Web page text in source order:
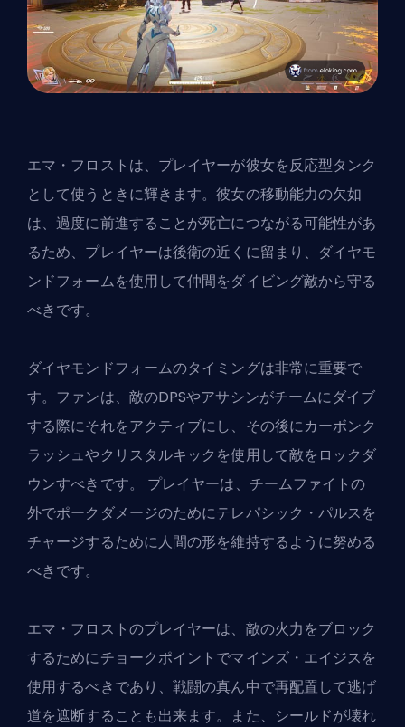
エマ・フロストは、プレイヤーが彼女を反応型タンク
として使うときに輝きます。彼女の移動能力の欠如
は、過度に前進することが死亡につながる可能性があ
るため、プレイヤーは後衛の近くに留まり、ダイヤモ
ンドフォームを使用して仲間をダイビング敵から守る
べきです。
ダイヤモンドフォームのタイミングは非常に重要で
す。ファンは、敵のDPSやアサシンがチームにダイブ
する際にそれをアクティブにし、その後にカーボンク
ラッシュやクリスタルキックを使用して敵をロックダ
ウンすべきです。 プレイヤーは、チームファイトの
外でポークダメージのためにテレパシック・パルスを
チャージするために人間の形を維持するように努める
べきです。
エマ・フロストのプレイヤーは、敵の火力をブロック
するためにチョークポイントでマインズ・エイジスを
使用するべきであり、戦闘の真ん中で再配置して逃げ
道を遮断することも出来ます。また、シールドが壊れ